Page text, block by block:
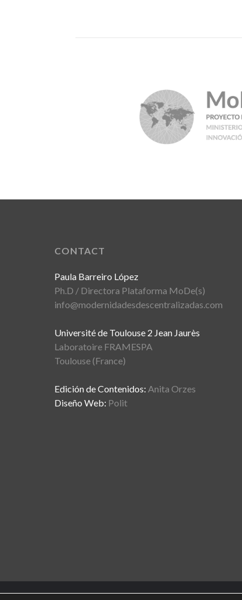
CONTACT
Paula Barreiro López
Ph.D / Directora Plataforma MoDe(s)
info@modernidadesdescentralizadas.com
Université de Toulouse 2 Jean Jaurès
Laboratoire FRAMESPA
Toulouse (France)
Edición de Contenidos: Anita Orzes
Diseño Web: Polit